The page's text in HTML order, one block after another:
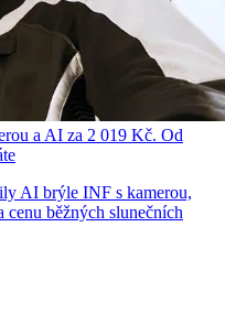
a AI za 2 019 Kč. Od
AI brýle INF s kamerou,
cenu běžných slunečních